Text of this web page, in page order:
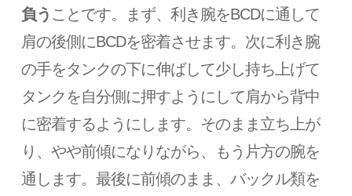
負う ことです。まず、利き腕をBCDに通して
肩の後側にBCDを密着させます。次に利き腕
の手をタンクの下に伸ばして少し持ち上げて
タンクを自分側に押すようにして肩から背中
に密着するようにします。そのまま立ち上が
り、やや前傾になりながら、もう片方の腕を
通します。最後に前傾のまま、バックル類を